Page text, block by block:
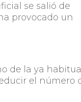
se salió de
provocado un
de la ya
el número